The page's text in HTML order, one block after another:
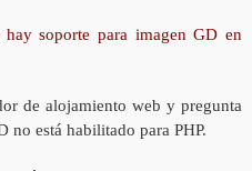
soporte para imagen GD en
de alojamiento web y pregunta
no está habilitado para PHP.